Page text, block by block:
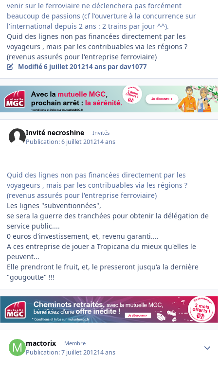
venir sur le ferroviaire ne déclenchera pas forcément
beaucoup de passions (cf l'ouverture à la concurrence sur
l'international depuis 2 ans : 2 trains par jour ^^).
Quid des lignes non pas financées directement par les
voyageurs , mais par les contribuables via les régions ?
(revenus assurés pour l'entreprise ferroviaire)
Modifié6 juillet 201214 ans par dav1077
Invité necroshine Invités
Publication:6 juillet 201214 ans
Quid des lignes non pas financées directement par les
voyageurs , mais par les contribuables via les régions ?
(revenus assurés pour l'entreprise ferroviaire)
Les lignes "subventionnées",
se sera la guerre des tranchées pour obtenir la délégation de
service public....
0 euros d'investissement, et, revenu garanti....
A ces entreprise de jouer a Tropicana du mieux qu'elles le
peuvent...
Elle prendront le fruit, et, le presseront jusqu'a la dernière
"gougoutte" !!!
mactorix Membre
Publication:7 juillet 201214 ans